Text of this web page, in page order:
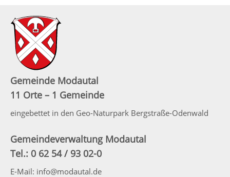
Gemeinde Modautal
11 Orte – 1 Gemeinde
eingebettet in den Geo-Naturpark Bergstraße-Odenwald
Gemeindeverwaltung Modautal
Tel.: 0 62 54 / 93 02-0
E-Mail: info@modautal.de